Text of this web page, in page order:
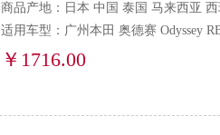
商品产地：日本 中国 泰国 马来西亚
适用车型：广州本田 奥德赛 Odyssey
￥1716.00